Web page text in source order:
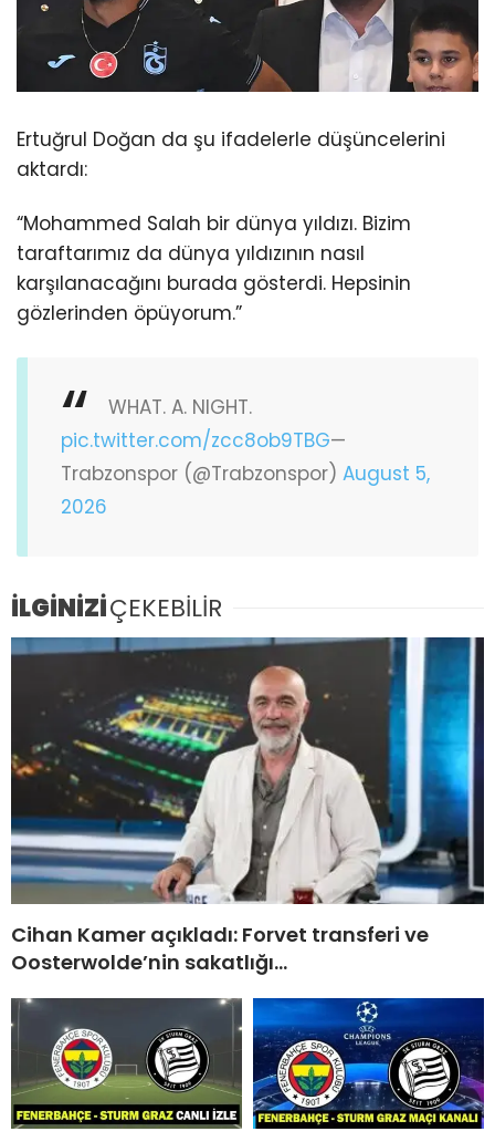
Ertuğrul Doğan da şu ifadelerle düşüncelerini
aktardı:
“Mohammed Salah bir dünya yıldızı. Bizim
taraftarımız da dünya yıldızının nasıl
karşılanacağını burada gösterdi. Hepsinin
gözlerinden öpüyorum.”
WHAT. A. NIGHT.
pic.twitter.com/zcc8ob9TBG—
Trabzonspor (@Trabzonspor) August 5,
2026
İLGİNİZİÇEKEBİLİR
Cihan Kamer açıkladı: Forvet transferi ve
Oosterwolde’nin sakatlığı…